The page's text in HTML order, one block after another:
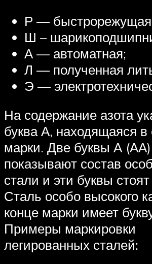
Р —
Ш –
А — автоматная;
Л — полученная
Э —
На содержание азота
буква А, находящаяся в
марки. Две буквы А
показывают состав
стали и эти буквы
Сталь особо высокого
конце марки имеет
Примеры маркировки
легированных сталей: